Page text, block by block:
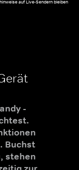
auf Live-Sendern bleiben
-
Buchst
stehen